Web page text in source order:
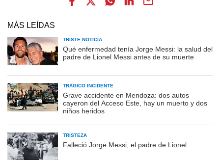
MÁS LEÍDAS
TRISTE NOTICIA
Qué enfermedad tenía Jorge Messi: la salud del
padre de Lionel Messi antes de su muerte
TRÁGICO INCIDENTE
Grave accidente en Mendoza: dos autos
cayeron del Acceso Este, hay un muerto y dos
niños heridos
TRISTEZA
Falleció Jorge Messi, el padre de Lionel